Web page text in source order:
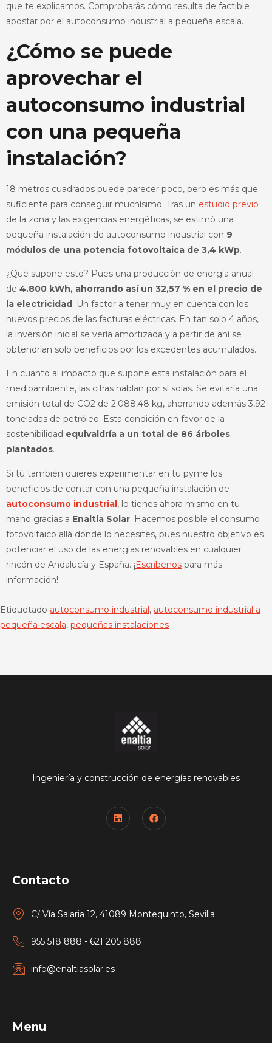
que te explicamos. Comprobarás cómo resulta de factible
apostar por el autoconsumo industrial a pequeña escala.
¿Cómo se puede
aprovechar el
autoconsumo industrial
con una pequeña
instalación?
18 metros cuadrados puede parecer poco, pero es más que
suficiente para conseguir muchísimo. Tras un estudio previo
de la zona y las exigencias energéticas, se estimó una
pequeña instalación de autoconsumo industrial con 9
módulos de una potencia fotovoltaica de 3,4 kWp.
¿Qué supone esto? Pues una producción de energía anual
de 4.800 kWh, ahorrando así un 32,57 % en el precio de
la electricidad. Un factor a tener muy en cuenta con los
nuevos precios de las facturas eléctricas. En tan solo 4 años,
la inversión inicial se vería amortizada y a partir de ahí se
obtendrían solo beneficios por los excedentes acumulados.
En cuanto al impacto que supone esta instalación para el
medioambiente, las cifras hablan por sí solas. Se evitaría una
emisión total de CO2 de 2.088,48 kg, ahorrando además 3,92
toneladas de petróleo. Esta condición en favor de la
sostenibilidad equivaldría a un total de 86 árboles
plantados.
Si tú también quieres experimentar en tu pyme los
beneficios de contar con una pequeña instalación de
autoconsumo industrial, lo tienes ahora mismo en tu
mano gracias a Enaltia Solar. Hacemos posible el consumo
fotovoltaico allá donde lo necesites, pues nuestro objetivo es
potenciar el uso de las energías renovables en cualquier
rincón de Andalucía y España. ¡Escríbenos para más
información!
Etiquetado autoconsumo industrial, autoconsumo industrial a
pequeña escala, pequeñas instalaciones
Ingeniería y construcción de energías renovables
Contacto
C/ Vía Salaria 12, 41089 Montequinto, Sevilla
955 518 888 - 621 205 888
info@enaltiasolar.es
Menu